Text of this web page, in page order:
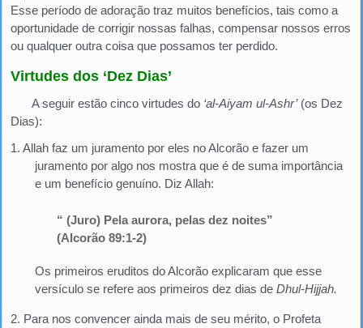
Esse período de adoração traz muitos benefícios, tais como a
oportunidade de corrigir nossas falhas, compensar nossos erros
ou qualquer outra coisa que possamos ter perdido.
Virtudes dos ‘Dez Dias’
A seguir estão cinco virtudes do ‘al-Aiyam ul-Ashr’(os Dez
Dias):
1. Allah faz um juramento por eles no Alcorão e fazer um
juramento por algo nos mostra que é de suma importância
e um benefício genuíno. Diz Allah:
“ (Juro) Pela aurora, pelas dez noites”
(Alcorão 89:1-2)
Os primeiros eruditos do Alcorão explicaram que esse
versículo se refere aos primeiros dez dias deDhul-Hijjah.
2. Para nos convencer ainda mais de seu mérito, o Profeta